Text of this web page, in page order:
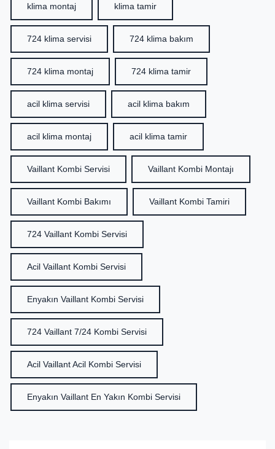
klima montaj klima tamir
724 klima servisi 724 klima bakım
724 klima montaj 724 klima tamir
acil klima servisi acil klima bakım
acil klima montaj acil klima tamir
Vaillant Kombi Servisi Vaillant Kombi Montajı
Vaillant Kombi Bakımı Vaillant Kombi Tamiri
724 Vaillant Kombi Servisi
Acil Vaillant Kombi Servisi
Enyakın Vaillant Kombi Servisi
724 Vaillant 7/24 Kombi Servisi
Acil Vaillant Acil Kombi Servisi
Enyakın Vaillant En Yakın Kombi Servisi